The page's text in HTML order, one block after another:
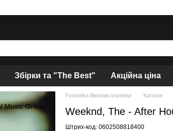
Збірки та "The Best" Акційна ціна
Fonoteka Вінілові платівки Каталог
Weeknd, The - After
Штрих-код: 0602508818400